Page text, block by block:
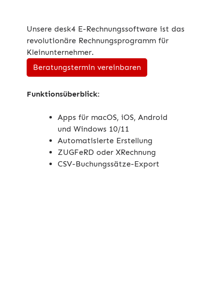
Unsere desk4 E-Rechnungssoftware ist das
revolutionäre Rechnungsprogramm für
Kleinunternehmer.
Beratungstermin vereinbaren
Funktionsüberblick:
Apps für macOS, iOS, Android
und Windows 10/11
Automatisierte Erstellung
ZUGFeRD oder XRechnung
CSV-Buchungssätze-Export